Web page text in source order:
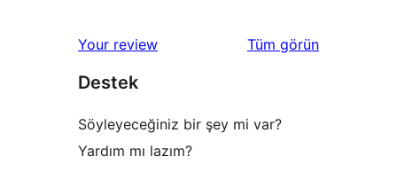
Your review Tüm değerlendirmeleri
görün
Destek
Söyleyeceğiniz bir şey mi var?
Yardım mı lazım?